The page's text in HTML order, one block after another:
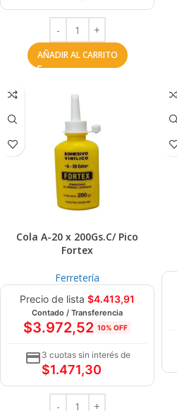
AÑADIR AL CARRITO
Cola A-20 x 200Gs.C/ Pico
Fortex
Ferretería
Precio de lista $4.413,91
Contado / Transferencia
$3.972,52 10% OFF
3 cuotas sin interés de
$1.471,30